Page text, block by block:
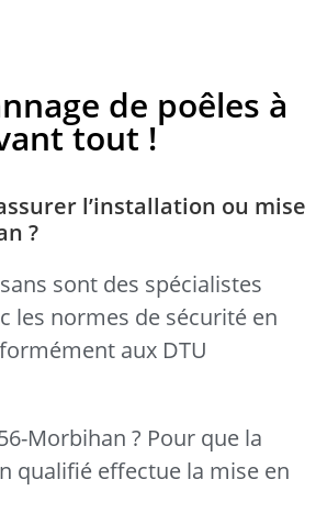
de poêles à
tout !
l’installation ou mise
?
sont des spécialistes
les normes de sécurité en
aux DTU
Morbihan ? Pour que la
qualifié effectue la mise en